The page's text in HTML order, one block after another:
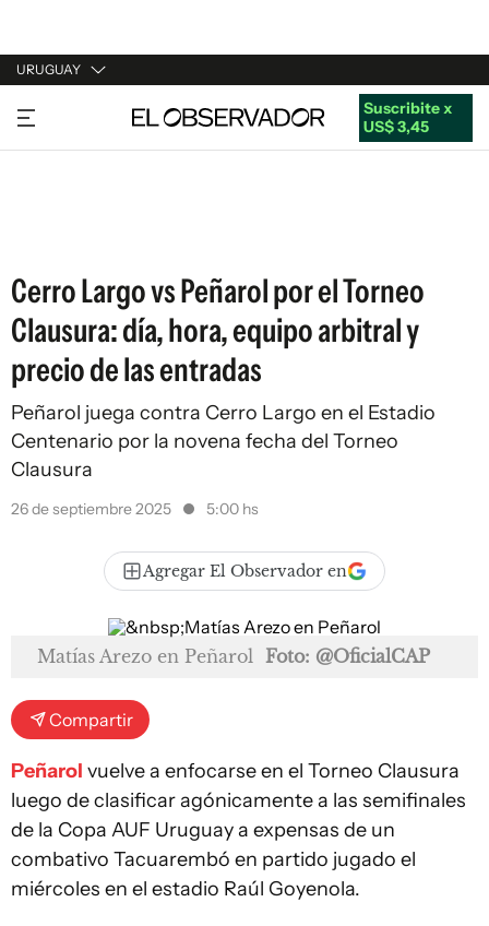
URUGUAY
URUGUAY
ARGENTINA
Suscribite x
US$ 3,45
Cerro Largo vs Peñarol por el Torneo
Clausura: día, hora, equipo arbitral y
precio de las entradas
Peñarol juega contra Cerro Largo en el Estadio
Centenario por la novena fecha del Torneo
Clausura
26 de septiembre 2025 5:00 hs
Agregar El Observador en
Matías Arezo en Peñarol Foto: @OficialCAP
Compartir
Peñarol vuelve a enfocarse en el Torneo Clausura
luego de clasificar agónicamente a las semifinales
de la Copa AUF Uruguay a expensas de un
combativo Tacuarembó en partido jugado el
miércoles en el estadio Raúl Goyenola.